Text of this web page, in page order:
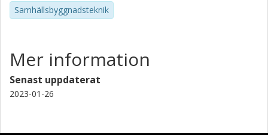
Samhällsbyggnadsteknik
Mer information
Senast uppdaterat
2023-01-26